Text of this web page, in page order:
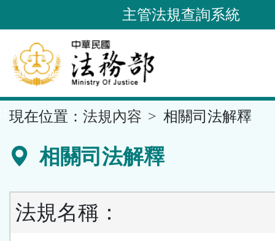
到
要
內
容
區
主管法規查詢系統
現在位置： 法規內容 相關司法解釋
相關司法解釋
法規名稱：